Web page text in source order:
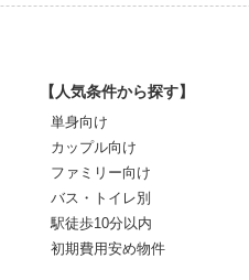
【人気条件から探す】
単身向け
カップル向け
ファミリー向け
バス・トイレ別
駅徒歩10分以内
初期費用安め物件